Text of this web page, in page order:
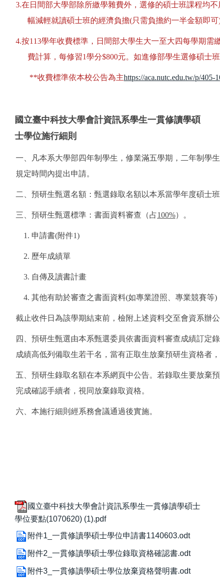
3.在日間部大學部除所繳學雜費外，選修的碩士班課程均
幅減輕就讀碩士班的經濟負擔(只需負擔約一半金額即可
4.按113學年收費標準，日間部大學生大一至大四每學期需
費計算，每修習1學分$800元。如進修部學生選修碩士
**收費標準依本校公告為主https://aca.nutc.edu.tw/p/405-
國立臺中科技大學會計資訊系學生一貫修讀學碩
士學位施行細則
一、凡本系大學部四年制學生，修業滿五學期，二年制學
規定時間內提出申請。
二、預研生甄選名額：甄選錄取名額以本系當學年度碩士
三、預研生甄選標準：書面資料審查（占100%）。
1. 申請書(附件1)
2. 歷年成績單
3. 自傳及讀書計畫
4. 其他有助於審查之書面資料(如專業證照、專業競賽等)
截止收件日為該學期結束前，檢附上述資料交至會資系辦
四、預研生甄選由本系甄選委員依書面資料審查成績訂定
成績高低列備取生若干名，當有正取生放棄預研生資格者
五、預研生錄取名額在本系網頁中公告。若錄取生要放棄
完成確認手續者，視同放棄錄取資格。
六、本施行細則經系務會議通過後實施。
國立臺中科技大學會計資訊系學生一貫修讀學碩士
學位要點(1070620) (1).pdf
附件1_一貫修讀學碩士學位申請書1140603.odt
附件2_一貫修讀學碩士學位錄取資格確認書.odt
附件3_一貫修讀學碩士學位放棄資格聲明書.odt